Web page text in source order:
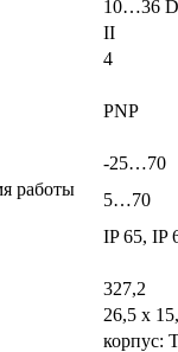
10…36
II
4
PNP
-25…70
работы
5…70
IP 65, IP
327,2
26,5 x
корпус: